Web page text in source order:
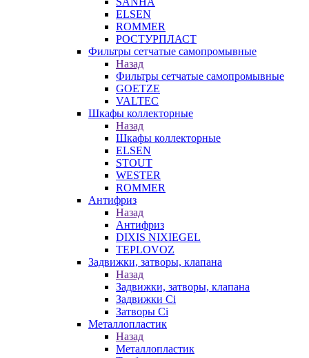
ELSEN
ROMMER
РОСТУРПЛАСТ
Фильтры сетчатые самопромывные
Назад
Фильтры сетчатые самопромывные
GOETZE
VALTEC
Шкафы коллекторные
Назад
Шкафы коллекторные
ELSEN
STOUT
WESTER
ROMMER
Антифриз
Назад
Антифриз
DIXIS NIXIEGEL
TEPLOVOZ
Задвижки, затворы, клапана
Назад
Задвижки, затворы, клапана
Задвижки Ci
Затворы Ci
Металлопластик
Назад
Металлопластик